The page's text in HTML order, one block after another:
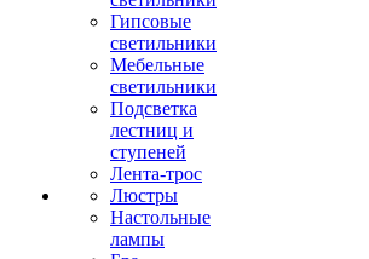
Гипсовые
светильники
Мебельные
светильники
Подсветка
лестниц и
ступеней
Лента-трос
Люстры
Настольные
лампы